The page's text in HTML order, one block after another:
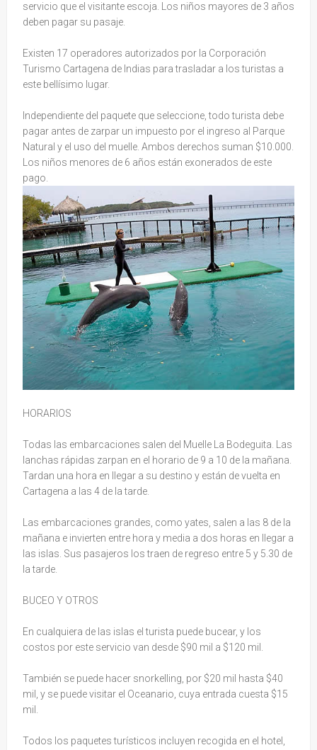
servicio que el visitante escoja. Los niños mayores de 3 años
deben pagar su pasaje.
Existen 17 operadores autorizados por la Corporación
Turismo Cartagena de Indias para trasladar a los turistas a
este bellísimo lugar.
Independiente del paquete que seleccione, todo turista debe
pagar antes de zarpar un impuesto por el ingreso al Parque
Natural y el uso del muelle. Ambos derechos suman $10.000.
Los niños menores de 6 años están exonerados de este
pago.
HORARIOS
Todas las embarcaciones salen del Muelle La Bodeguita. Las
lanchas rápidas zarpan en el horario de 9 a 10 de la mañana.
Tardan una hora en llegar a su destino y están de vuelta en
Cartagena a las 4 de la tarde.
Las embarcaciones grandes, como yates, salen a las 8 de la
mañana e invierten entre hora y media a dos horas en llegar a
las islas. Sus pasajeros los traen de regreso entre 5 y 5.30 de
la tarde.
BUCEO Y OTROS
En cualquiera de las islas el turista puede bucear, y los
costos por este servicio van desde $90 mil a $120 mil.
También se puede hacer snorkelling, por $20 mil hasta $40
mil, y se puede visitar el Oceanario, cuya entrada cuesta $15
mil.
Todos los paquetes turísticos incluyen recogida en el hotel,